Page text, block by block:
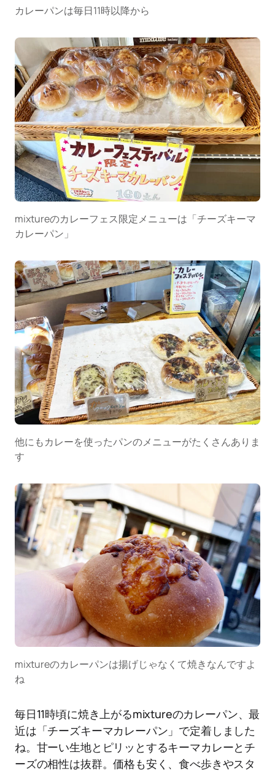
カレーパンは毎日11時以降から
mixtureのカレーフェス限定メニューは「チーズキーマ
カレーパン」
他にもカレーを使ったパンのメニューがたくさんありま
す
mixtureのカレーパンは揚げじゃなくて焼きなんですよ
ね
毎日11時頃に焼き上がるmixtureのカレーパン、最
近は「チーズキーマカレーパン」で定着しました
ね。甘ーい生地とピリッとするキーマカレーとチ
ーズの相性は抜群。価格も安く、食べ歩きやスタ